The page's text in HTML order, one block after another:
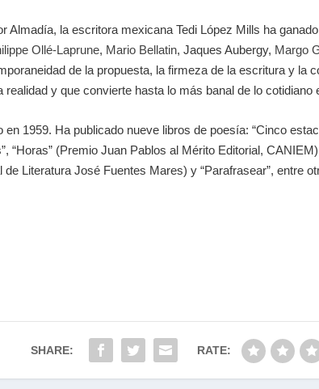
Almadía, la escritora mexicana Tedi López Mills ha
Ollé-Laprune, Mario Bellatin, Jaques Aubergy, Margo
de la propuesta, la firmeza de la escritura y la
y que convierte hasta lo más banal de lo cotidiano
1959. Ha publicado nueve libros de poesía: “Cinco
“Horas” (Premio Juan Pablos al Mérito Editorial,
Literatura José Fuentes Mares) y “Parafrasear”, entre
SHARE: RATE: